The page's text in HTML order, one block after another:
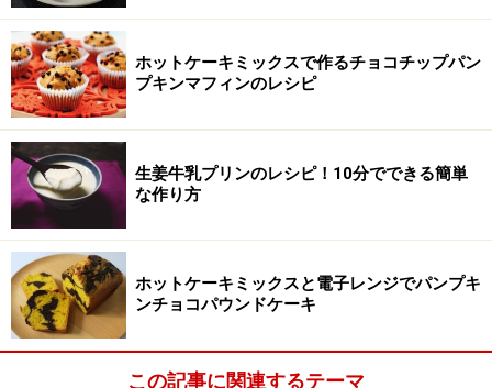
ン [子供のためのおやつ] All About
卵とお砂糖と牛乳だけでつくるシンプルなプリン。大人
から子どもまでみんなに愛される優しい味です。
ホットケーキミックスで作るチョコチップパン
プキンマフィンのレシピ
生姜牛乳プリンのレシピ！10分でできる簡単
な作り方
ホットケーキミックスと電子レンジでパンプキ
ンチョコパウンドケーキ
この記事に関連するテーマ